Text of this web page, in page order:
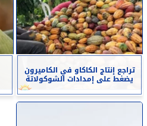
تراجع إنتاج الكاكاو في الكاميرون
يضغط على إمدادات الشوكولاتة